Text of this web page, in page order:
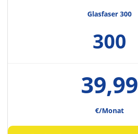
Glasfaser 300
300
39,99
€/Monat